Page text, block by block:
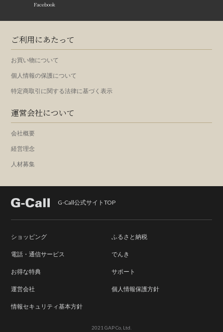
Facebook
ご利用にあたって
お買い物について
個人情報の保護について
特定商取引に関する法律に基づく表示
運営会社について
会社概要
経営理念
人材募集
G-Call公式サイトTOP
ショッピング ふるさと納税
電話・通信サービス でんき
お得な特典 サポート
運営会社 個人情報保護方針
情報セキュリティ基本方針
2021 GAP Co, Ltd.